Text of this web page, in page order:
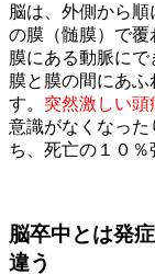
脳は、外側から
の膜（髄膜）で
膜にある動脈にで
膜と膜の間にあ
す。 突然激しい頭
意識がなくなった
ち、死亡の１０％
脳卒中とは発
違う